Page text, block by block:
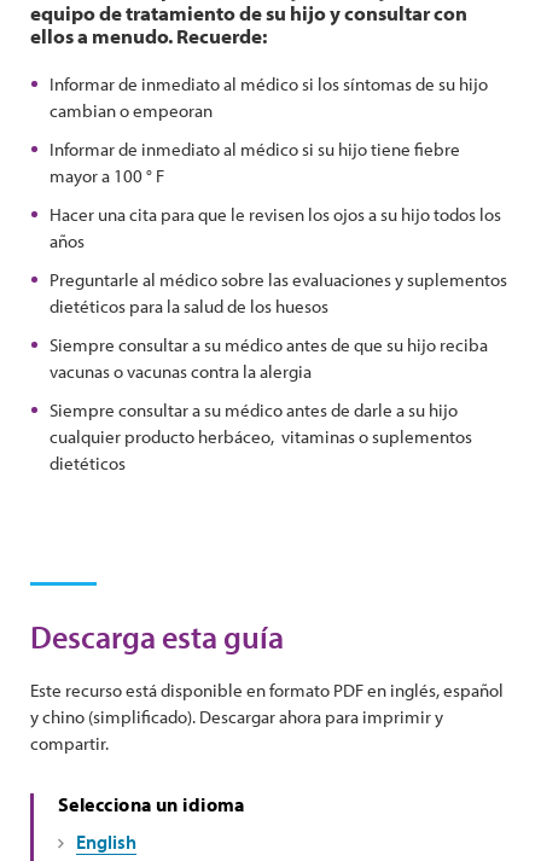
equipo de tratamiento de su hijo y consultar con
ellos a menudo. Recuerde:
Informar de inmediato al médico si los síntomas de su hijo
cambian o empeoran
Informar de inmediato al médico si su hijo tiene fiebre
mayor a 100 ° F
Hacer una cita para que le revisen los ojos a su hijo todos los
años
Preguntarle al médico sobre las evaluaciones y suplementos
dietéticos para la salud de los huesos
Siempre consultar a su médico antes de que su hijo reciba
vacunas o vacunas contra la alergia
Siempre consultar a su médico antes de darle a su hijo
cualquier producto herbáceo, vitaminas o suplementos
dietéticos
Descarga esta guía
Este recurso está disponible en formato PDF en inglés, español
y chino (simplificado). Descargar ahora para imprimir y
compartir.
Selecciona un idioma
English